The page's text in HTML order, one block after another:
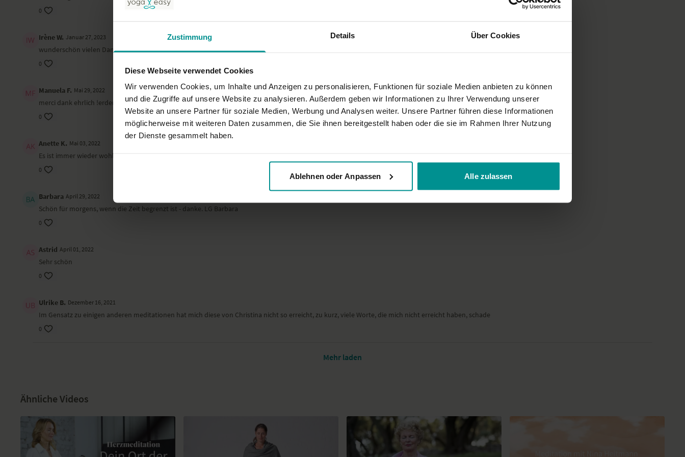
Zustimmung Details Über Cookies
Diese Webseite verwendet Cookies
Wir verwenden Cookies, um Inhalte und Anzeigen zu personalisieren, Funktionen für soziale Medien anbieten zu können
und die Zugriffe auf unsere Website zu analysieren. Außerdem geben wir Informationen zu Ihrer Verwendung unserer
Website an unsere Partner für soziale Medien, Werbung und Analysen weiter. Unsere Partner führen diese Informationen
möglicherweise mit weiteren Daten zusammen, die Sie ihnen bereitgestellt haben oder die sie im Rahmen Ihrer Nutzung
der Dienste gesammelt haben.
Ablehnen oder Anpassen Alle zulassen
0
Irène W. Januar 27, 2023
wunderschön vielen Dank
0
Manuela F. Mai 29, 2022
merci dank ehrlich !erdend. Manuela File
0
Anette K. Mai 03, 2022
Es ist immer wieder wohltuend mit Christina zu meditieren
0
Barbara April 29, 2022
Schön für morgens, wenn die Zeit begrenzt ist - danke. LG Barbara
0
Astrid April 01, 2022
Sehr schön
0
Ulrike B. Dezember 16, 2021
Im Gensatz zu einigen anderen meditationen hat mich diese von Christina nicht so erreicht, zu kurz, viele Worte, die mich nicht erreicht haben, schade
0
Mehr laden
Ähnliche Videos